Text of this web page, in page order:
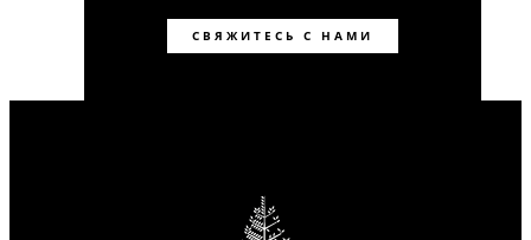
СВЯЖИТЕСЬ С НАМИ